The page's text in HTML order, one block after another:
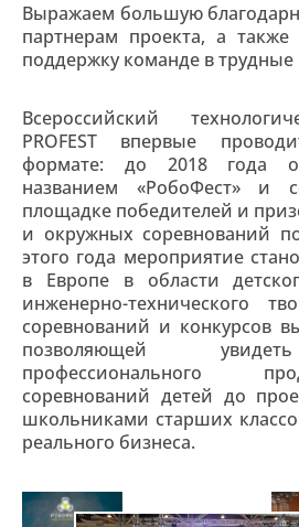
Выражаем большую
партнерам проекта, а
поддержку команде в
Всероссийский
PROFEST впервые
формате: до 2018 года
названием «РобоФест» и
площадке победителей и
и окружных соревнований
этого года мероприятие
в Европе в области
инженерно-технического
соревнований и конкурсов
позволяющей
профессионального
соревнований детей до
школьниками старших
реального бизнеса.